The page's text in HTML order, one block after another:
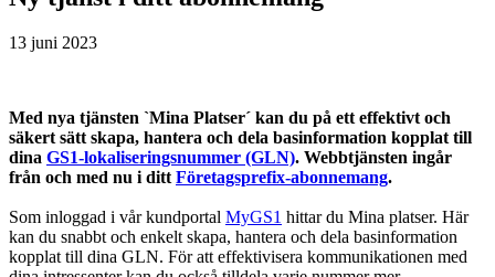
13 juni 2023
Med nya tjänsten `Mina Platser´ kan du på ett effektivt och
säkert sätt skapa, hantera och dela basinformation kopplat till
dina GS1-lokaliseringsnummer (GLN). Webbtjänsten ingår
från och med nu i dittFöretagsprefix-abonnemang.
Som inloggad i vår kundportal MyGS1 hittar du Mina platser. Här
kan du snabbt och enkelt skapa, hantera och dela basinformation
kopplat till dina GLN. För att effektivisera kommunikationen med